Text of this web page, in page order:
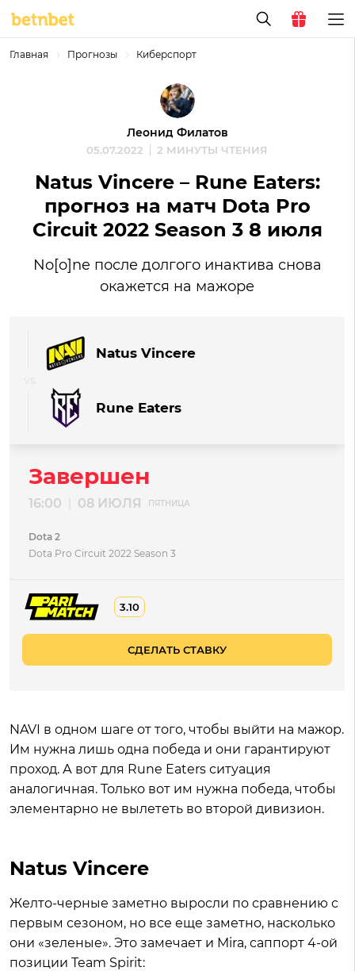
Главная Прогнозы Киберспорт
Леонид Филатов
05.07.2022 2 МИНУТЫ ЧТЕНИЯ
Natus Vincere – Rune Eaters:
прогноз на матч Dota Pro
Circuit 2022 Season 3 8 июля
No[o]ne после долгого инактива снова
окажется на мажоре
Natus Vincere
Rune Eaters
Завершен
16:00 08 ИЮЛЯ ПЯТНИЦА
Dota 2
Dota Pro Circuit 2022 Season 3
3.10
СДЕЛАТЬ СТАВКУ
NAVI в одном шаге от того, чтобы выйти на мажор.
Им нужна лишь одна победа и они гарантируют
проход. А вот для Rune Eaters ситуация
аналогичная. Только вот им нужна победа, чтобы
элементарно не вылететь во второй дивизион.
Natus Vincere
Желто-черные заметно выросли по сравнению с
первым сезоном, но все еще заметно, насколько
они «зеленые». Это замечает и Mira, саппорт 4-ой
позиции Team Spirit: